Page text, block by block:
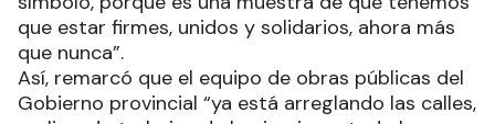
que estar firmes, unidos y solidarios, ahora más
que nunca”.
Así, remarcó que el equipo de obras públicas del
Gobierno provincial “ya está arreglando las calles,